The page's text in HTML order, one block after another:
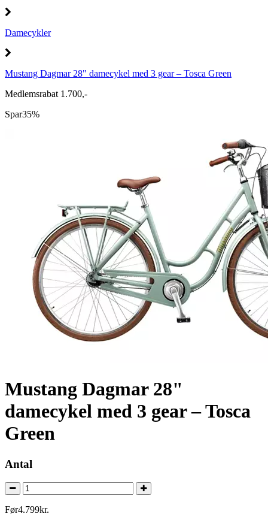
Damecykler
Mustang Dagmar 28" damecykel med 3 gear – Tosca Green
Medlemsrabat 1.700,-
Spar35%
Mustang Dagmar 28"
damecykel med 3 gear – Tosca
Green
Antal
Før4.799kr.